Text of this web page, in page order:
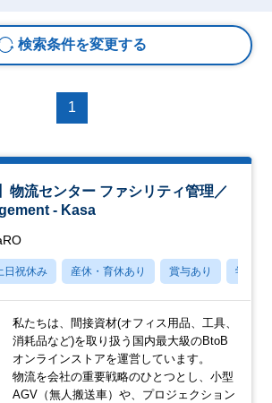
検索条件を変更する
1
物流センター ファシリティ管理／
- Kasa
日祝休み 産休・育休あり 賞与あり 学歴不
私たちは、間接資材(オフィス用品、工具、
消耗品など)を取り扱う国内最大級のBtoB
オンラインストアを運営しています。
物流を会社の重要戦略のひとつとし、小型
AGV（無人搬送車）や、プロジェクション